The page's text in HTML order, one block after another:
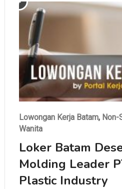
Lowongan Kerja Batam, Non-
Wanita
Loker Batam
Molding Leader
Plastic Industry